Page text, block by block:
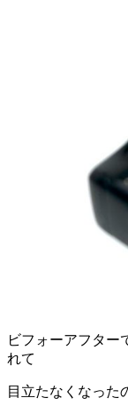
ビフォーアフター
れて
目立たなくなった